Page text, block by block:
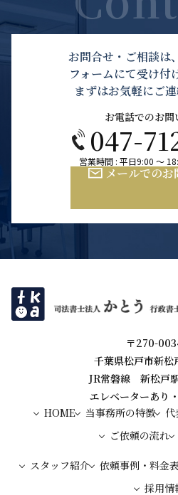
お問合せ・ご相談は
フォームにて受け付
まずはお気軽にご連
お電話でのお問
047-
営業時間 : 平日9:00 ～
メールでのお
〒270-
千葉県松戸市新松
JR常磐線 新松戸
エレベーターあり
HOME
当事務所の特徴
ご依頼の流れ
スタッフ紹介 依頼事例・料金
採用情